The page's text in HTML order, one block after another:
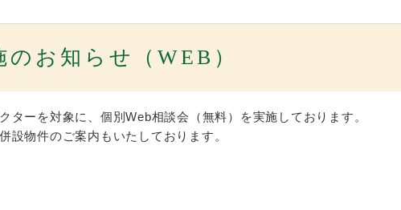
お知らせ（WEB）
ターを対象に、個別Web相談会（無料）を実施しております。
設物件のご案内もいたしております。